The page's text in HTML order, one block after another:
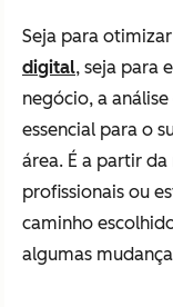
Seja para
digital, seja para
negócio, a
essencial para o
área. É a partir
profissionais ou
caminho
algumas